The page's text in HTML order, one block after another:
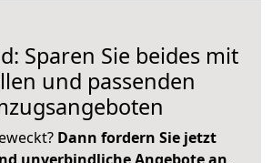
Sparen Sie beides mit
und passenden
Dann fordern Sie jetzt